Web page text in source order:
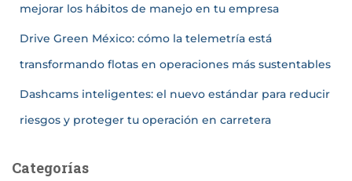
mejorar los hábitos de manejo en tu empresa
Drive Green México: cómo la telemetría está
transformando flotas en operaciones más sustentables
Dashcams inteligentes: el nuevo estándar para reducir
riesgos y proteger tu operación en carretera
Categorías